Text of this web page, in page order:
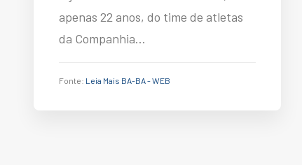
apenas 22 anos, do time de atletas
da Companhia…
Fonte: Leia Mais BA-BA - WEB